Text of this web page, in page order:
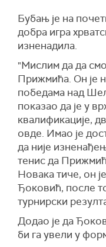
Бубањ је на
добра игра
изненадила.
"Мислим да да
Прижмића. Он је
победама над
показао да је у
квалификације,
овде. Имао је
да није
тенис да
Новака тиче, он
Ђоковић, после
турнирски
Додао је да
би га увели у